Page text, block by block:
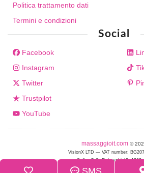
Politica trattamento dati
Termini e condizioni
Social
Facebook
Instagram
Twitter
Trustpilot
YouTube
massaggioit.com ©
VisionX LTD — VAT number:
Sofia, G.S. Rakovski 42, 1202,
SMS